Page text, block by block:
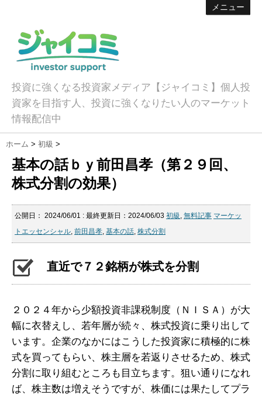
メニュー
投資に強くなる投資家メディア【ジャイコミ】個人投
資家を目指す人、投資に強くなりたい人のマーケット
情報配信中
ホーム > 初級 >
基本の話ｂｙ前田昌孝（第２９回、
株式分割の効果）
公開日： 2024/06/01 : 最終更新日：2024/06/03 初級, 無料記事 マーケッ
トエッセンシャル, 前田昌孝, 基本の話, 株式分割
直近で７２銘柄が株式を分割
２０２４年から少額投資非課税制度（ＮＩＳＡ）が大
幅に衣替えし、若年層が続々、株式投資に乗り出して
います。企業のなかにはこうした投資家に積極的に株
式を買ってもらい、株主層を若返りさせるため、株式
分割に取り組むところも目立ちます。狙い通りになれ
ば、株主数は増えそうですが、株価には果たしてプラ